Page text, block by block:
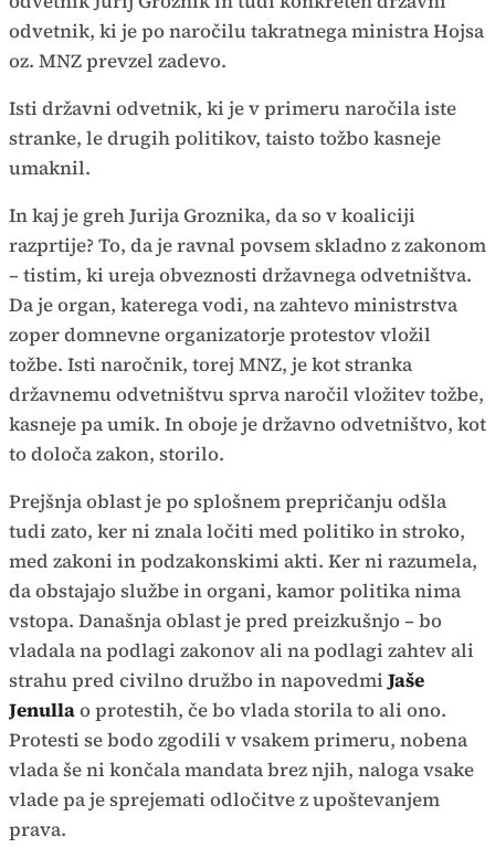
odvetnik, ki je po naročilu takratnega ministra Hojsa
oz. MNZ prevzel zadevo.
Isti državni odvetnik, ki je v primeru naročila iste
stranke, le drugih politikov, taisto tožbo kasneje
umaknil.
In kaj je greh Jurija Groznika, da so v koaliciji
razprtije? To, da je ravnal povsem skladno z zakonom
– tistim, ki ureja obveznosti državnega odvetništva.
Da je organ, katerega vodi, na zahtevo ministrstva
zoper domnevne organizatorje protestov vložil
tožbe. Isti naročnik, torej MNZ, je kot stranka
državnemu odvetništvu sprva naročil vložitev tožbe,
kasneje pa umik. In oboje je državno odvetništvo, kot
to določa zakon, storilo.
Prejšnja oblast je po splošnem prepričanju odšla
tudi zato, ker ni znala ločiti med politiko in stroko,
med zakoni in podzakonskimi akti. Ker ni razumela,
da obstajajo službe in organi, kamor politika nima
vstopa. Današnja oblast je pred preizkušnjo – bo
vladala na podlagi zakonov ali na podlagi zahtev ali
strahu pred civilno družbo in napovedmi Jaše
Jenullao protestih, če bo vlada storila to ali ono.
Protesti se bodo zgodili v vsakem primeru, nobena
vlada še ni končala mandata brez njih, naloga vsake
vlade pa je sprejemati odločitve z upoštevanjem
prava.